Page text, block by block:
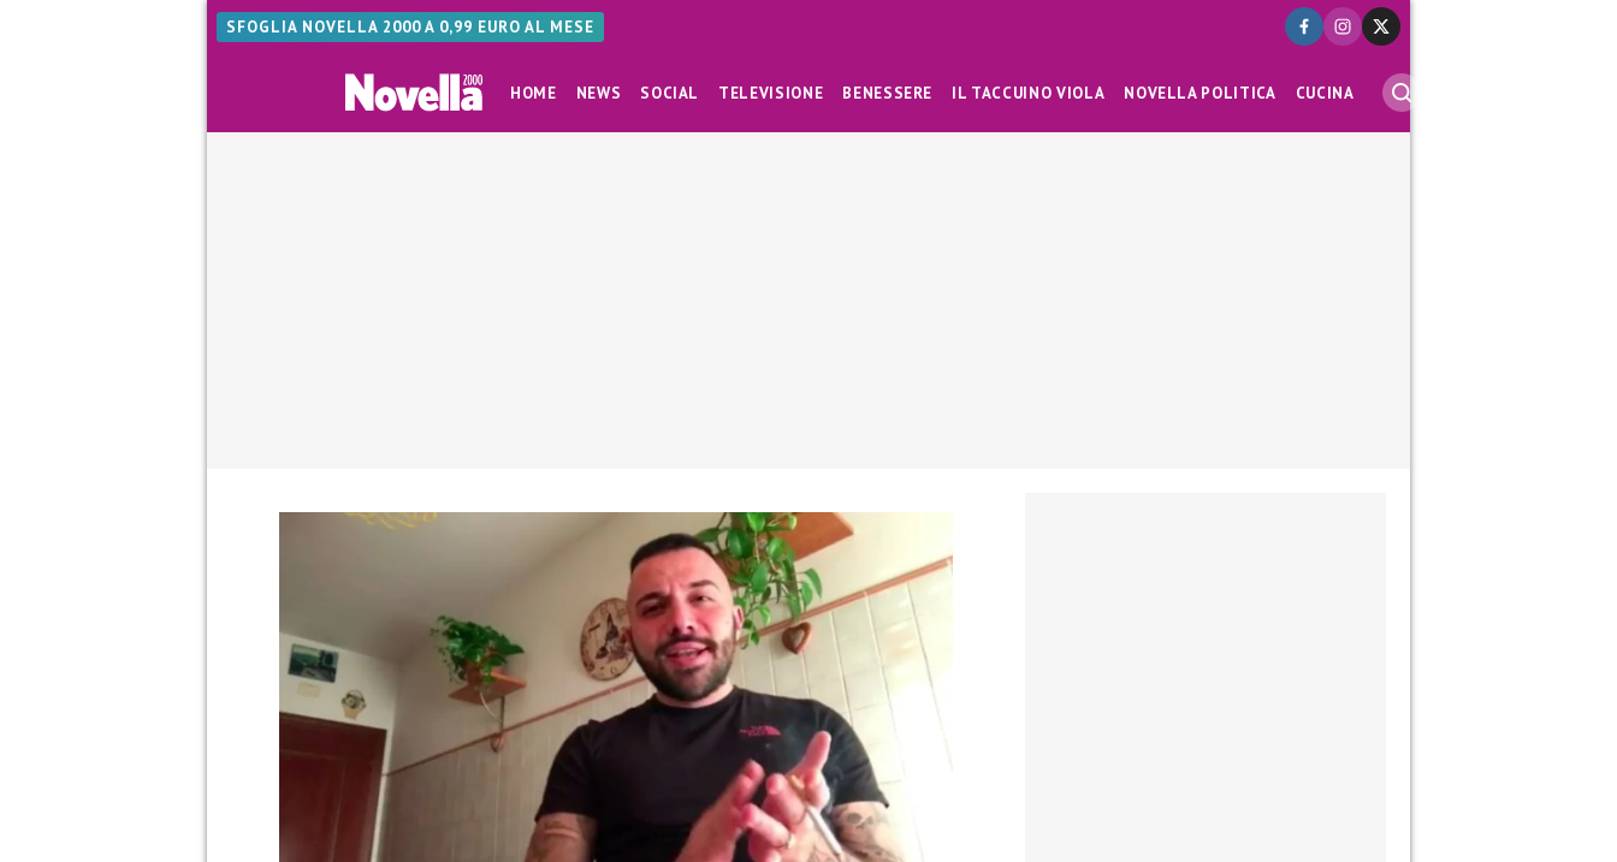
SFOGLIA NOVELLA 2000 A 0,99 EURO AL MESE
HOME NEWS SOCIAL TELEVISIONE BENESSERE IL TACCUINO VIOLA NOVELLA POLITICA CUCINA